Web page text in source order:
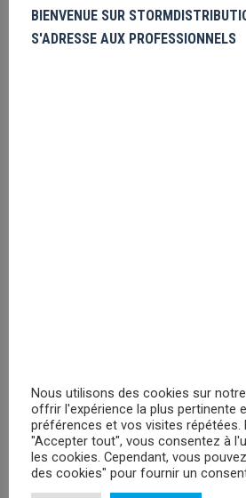
Ghostbusters Stay
PRIX MASQUÉ
Batman Japanese
BIENVENUE SUR
S'ADRESSE AUX PROFESSIONNELS
Nous utilisons des cookies sur
offrir l'expérience la plus pertinente
préférences et vos visites répétées.
"Accepter tout", vous consentez à
les cookies. Cependant, vous
des cookies" pour fournir un